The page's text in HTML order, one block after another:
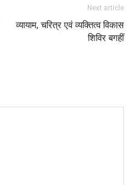
Next article
व्यायाम, चरित्र एवं व्यक्तित्व विकास
शिविर बगहीं